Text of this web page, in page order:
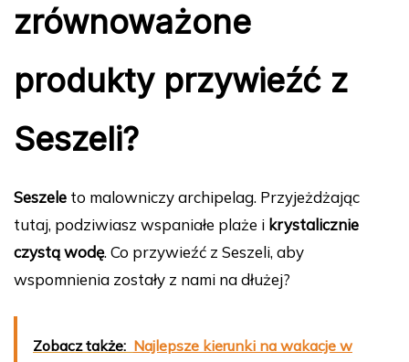
zrównoważone
produkty przywieźć z
Seszeli?
Seszele to malowniczy archipelag. Przyjeżdżając
tutaj, podziwiasz wspaniałe plaże i krystalicznie
czystą wodę. Co przywieźć z Seszeli, aby
wspomnienia zostały z nami na dłużej?
Zobacz także: Najlepsze kierunki na wakacje w